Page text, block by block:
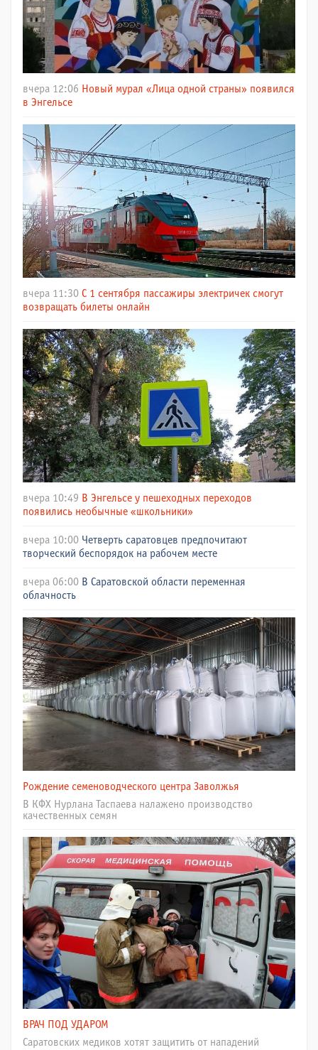
вчера 12:06 Новый мурал «Лица одной страны» появился
в Энгельсе
вчера 11:30 С 1 сентября пассажиры электричек смогут
возвращать билеты онлайн
вчера 10:49 В Энгельсе у пешеходных переходов
появились необычные «школьники»
вчера 10:00 Четверть саратовцев предпочитают
творческий беспорядок на рабочем месте
вчера 06:00 В Саратовской области переменная
облачность
Рождение семеноводческого центра Заволжья
В КФХ Нурлана Таспаева налажено производство
качественных семян
ВРАЧ ПОД УДАРОМ
Саратовских медиков хотят защитить от нападений